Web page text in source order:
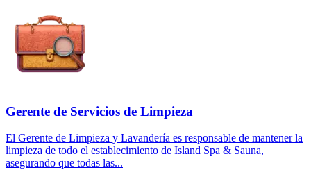
Gerente de Servicios de Limpieza
El Gerente de Limpieza y Lavandería es responsable de mantener la
limpieza de todo el establecimiento de Island Spa & Sauna,
asegurando que todas las...